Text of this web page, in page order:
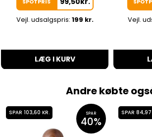
SPOTPRIS
Vejl. udsalgspris: 199 kr.
LÆG I KURV
Vejl.
Andre købte
SPAR 103,60 KR. SPAR
40%
SPAR 84,97